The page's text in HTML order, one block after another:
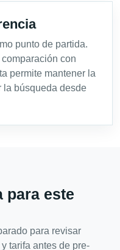
punto de partida.
con
permite mantener la
la búsqueda desde
para este
para revisar
tarifa antes de pre-